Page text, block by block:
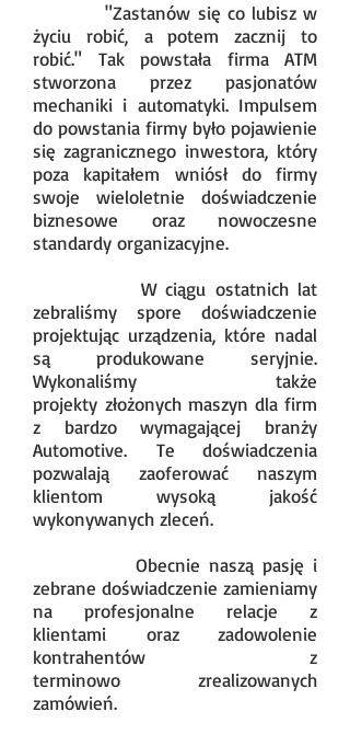
Konstruktor z
wieloletnim doświadczeniem w budowie
maszyn i urządzeń. Autor projektów
urządzeń nadal produkowanych
seryjnie oraz zarejestrowanych wzorów
użytkowych. Entuzjasta mechaniki i
automatyki.
"Zastanów się co lubisz w
życiu robić, a potem zacznij to
robić." Tak powstała firma ATM
stworzona przez pasjonatów
mechaniki i automatyki. Impulsem
do powstania firmy było pojawienie
się zagranicznego inwestora, który
poza kapitałem wniósł do firmy
swoje wieloletnie doświadczenie
biznesowe oraz nowoczesne
standardy organizacyjne.
W ciągu ostatnich lat
zebraliśmy spore doświadczenie
projektując urządzenia, które nadal
są produkowane seryjnie.
Wykonaliśmy także
projekty złożonych maszyn dla firm
z bardzo wymagającej branży
Automotive. Te doświadczenia
pozwalają zaoferować naszym
klientom wysoką jakość
wykonywanych zleceń.
Obecnie naszą pasję i
zebrane doświadczenie zamieniamy
na profesjonalne relacje z
klientami oraz zadowolenie
kontrahentów z
terminowo zrealizowanych
zamówień.